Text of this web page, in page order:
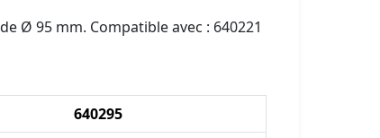
Ø 95 mm. Compatible avec : 640221
640295